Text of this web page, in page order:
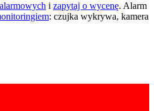
i zapytaj o wycenę. Alarm
: czujka wykrywa, kamera